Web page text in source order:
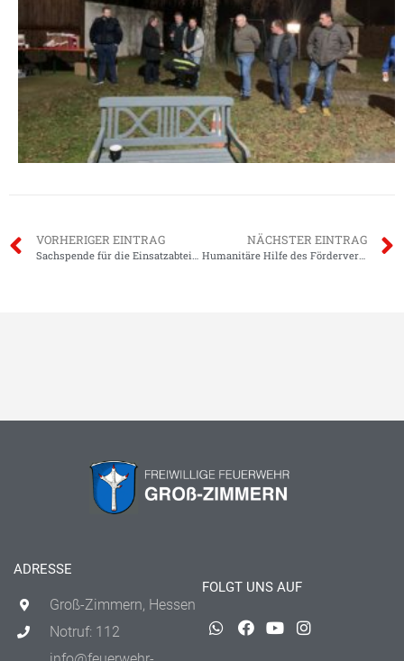
VORHERIGER EINTRAG NÄCHSTER EINTRAG
Humanitäre Hilfe des Fördervereins
ADRESSE
Groß-Zimmern, Hessen
Notruf: 112
FOLGT UNS AUF